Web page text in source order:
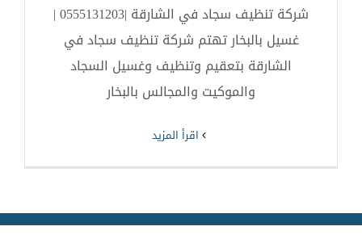
شركة تنظيف سجاد في الشارقة |0555131203 |
غسيل بالبخار تهتم شركة تنظيف سجاد في
الشارقة بتعقيم وتنظيف وغسيل السجاد
والموكيت والمجالس بالبخار